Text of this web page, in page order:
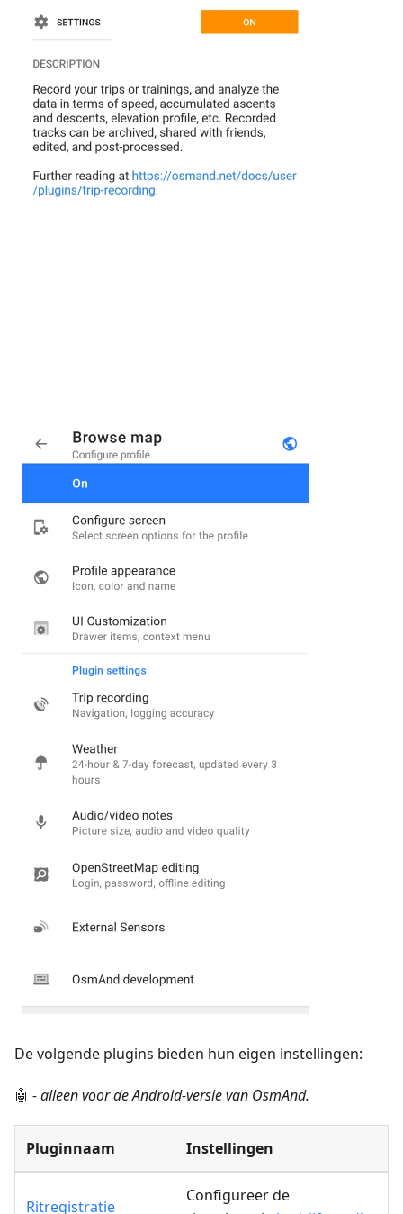
De volgende plugins bieden hun eigen instellingen:
🤖 - alleen voor de Android-versie van OsmAnd.
Pluginnaam Instellingen
Ritregistratie
Configureer de